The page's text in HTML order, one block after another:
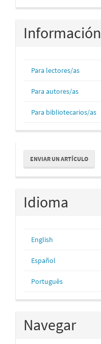
Información
Para lectores/as
Para autores/as
Para bibliotecarios/as
Enviar
un
artículo
ENVIAR UN ARTÍCULO
Idioma
English
Español
Português
Navegar